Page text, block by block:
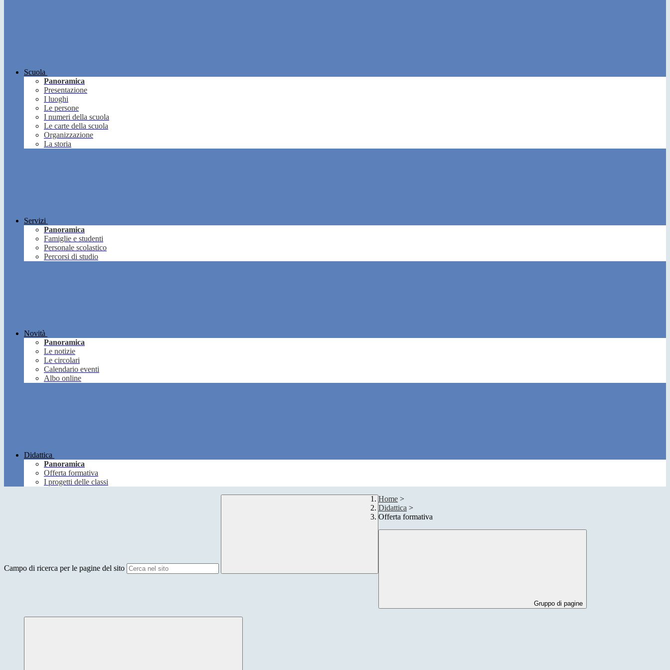
Scuola
Panoramica
Presentazione
I luoghi
Le persone
I numeri della scuola
Le carte della scuola
Organizzazione
La storia
Servizi
Panoramica
Famiglie e studenti
Personale scolastico
Percorsi di studio
Novità
Panoramica
Le notizie
Le circolari
Calendario eventi
Albo online
Didattica
Panoramica
Offerta formativa
I progetti delle classi
Campo di ricerca per le pagine del sito
Home >
Didattica >
Offerta formativa
Gruppo di pagine